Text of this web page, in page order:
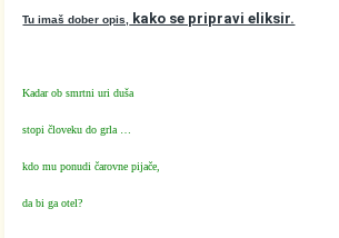
Tu imaš dober opis, kako se pripravi eliksir.
Kadar ob smrtni uri duša
stopi človeku do grla …
kdo mu ponudi čarovne pijače,
da bi ga otel?